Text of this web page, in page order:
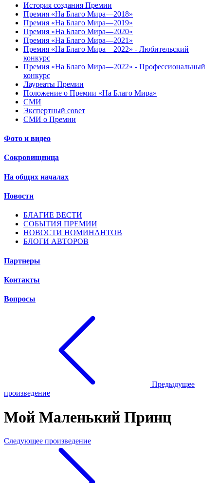
История создания Премии
Премия «На Благо Мира—2018»
Премия «На Благо Мира—2019»
Премия «На Благо Мира—2020»
Премия «На Благо Мира—2021»
Премия «На Благо Мира—2022» - Любительский
конкурс
Премия «На Благо Мира—2022» - Профессиональный
конкурс
Лауреаты Премии
Положение о Премии «На Благо Мира»
СМИ
Экспертный совет
СМИ о Премии
Фото и видео
Сокровищница
На общих началах
Новости
БЛАГИЕ ВЕСТИ
СОБЫТИЯ ПРЕМИИ
НОВОСТИ НОМИНАНТОВ
БЛОГИ АВТОРОВ
Партнеры
Контакты
Вопросы
Предыдущее
произведение
Мой Маленький Принц
Следующее произведение